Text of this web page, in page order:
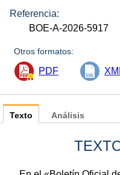
Referencia:
BOE-A-2026-5917
Otros formatos:
PDF
Texto Análisis